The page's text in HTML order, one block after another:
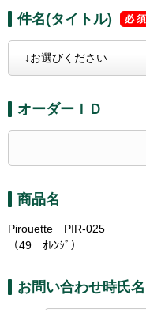
件名(タイトル)
オーダーＩＤ
商品名
Pirouette PIR-025
（49 ｵﾚﾝｼﾞ）
お問い合わせ時氏名